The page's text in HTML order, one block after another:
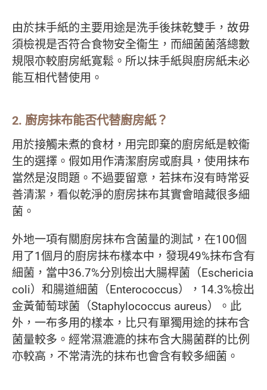
由於抹手紙的主要用途是洗手後抹乾雙手，故毋
須檢視是否符合食物安全衞生，而細菌菌落總數
規限亦較廚房紙寛鬆。所以抹手紙與廚房紙未必
能互相代替使用。
2. 廚房抹布能否代替廚房紙？
用於接觸未煮的食材，用完即棄的廚房紙是較衞
生的選擇。假如用作清潔廚房或廚具，使用抹布
當然是沒問題。不過要留意，若抹布沒有時常妥
善清潔，看似乾淨的廚房抹布其實會暗藏很多細
菌。
外地一項有關廚房抹布含菌量的測試，在100個
用了1個月的廚房抹布樣本中，發現49%抹布含有
細菌，當中36.7%分別檢出大腸桿菌（Eschericia
coli）和腸道細菌（Enterococcus），14.3%檢出
金黃葡萄球菌（Staphylococcus aureus）。此
外，一布多用的樣本，比只有單獨用途的抹布含
菌量較多。經常濕漉漉的抹布含大腸菌群的比例
亦較高，不常清洗的抹布也會含有較多細菌。